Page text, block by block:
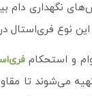
نوع فری‌استال
و استحکام
تهیه می‌شوند تا